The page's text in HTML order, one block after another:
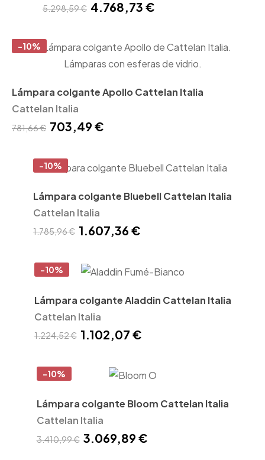
5.298,59 € 4.768,73 €
-10%
Lámpara colgante Apollo Cattelan Italia
Cattelan Italia
781,66 € 703,49 €
-10%
Lámpara colgante Bluebell Cattelan Italia
Cattelan Italia
1.785,96 € 1.607,36 €
-10%
Lámpara colgante Aladdin Cattelan Italia
Cattelan Italia
1.224,52 € 1.102,07 €
-10%
Lámpara colgante Bloom Cattelan Italia
Cattelan Italia
3.410,99 € 3.069,89 €